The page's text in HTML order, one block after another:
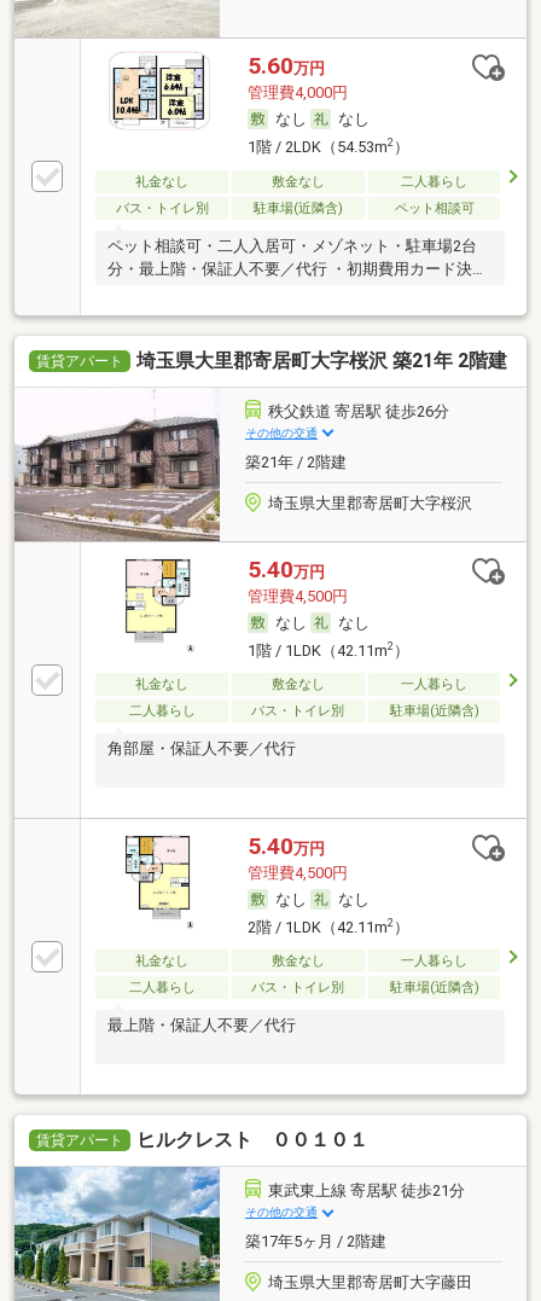
5.60万円
管理費4,000円
なし
なし
1階 / 2LDK（54.53m2）
礼金なし 敷金なし
二人暮らし
バス・トイレ別
駐車場(近隣含) ペット相談可
ペット相談可・二人入居可・メゾネット・駐車場2台
分・最上階・保証人不要／代行 ・初期費用カード決済
賃貸アパート 埼玉県大里郡寄居町大字桜沢 築21年 2階建
秩父鉄道 寄居駅 徒歩26分
その他の交通
築21年 / 2階建
埼玉県大里郡寄居町大字桜沢
5.40万円
管理費4,500円
なし
なし
1階 / 1LDK（42.11m2）
礼金なし 敷金なし
一人暮らし
二人暮らし
バス・トイレ別 駐車場(近隣含)
角部屋・保証人不要／代行
5.40万円
管理費4,500円
なし
なし
2階 / 1LDK（42.11m2）
礼金なし 敷金なし
一人暮らし
二人暮らし
バス・トイレ別 駐車場(近隣含)
最上階・保証人不要／代行
賃貸アパート ヒルクレスト ００１０１
東武東上線 寄居駅 徒歩21分
その他の交通
築17年5ヶ月 / 2階建
埼玉県大里郡寄居町大字藤田